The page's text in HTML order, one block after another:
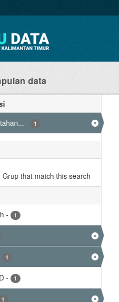
data
- 1
that match this search
- 1
1
- 1
1